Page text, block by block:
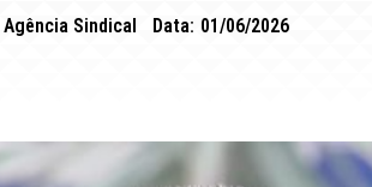
Agência Sindical Data: 01/06/2026